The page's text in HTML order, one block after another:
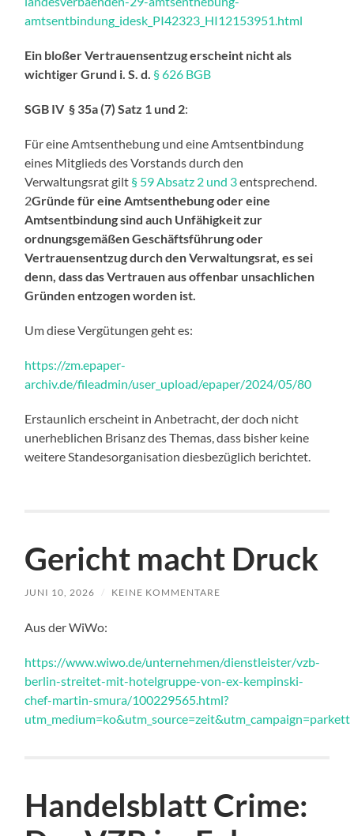
amtsentbindung_idesk_PI42323_HI12153951.html
Ein bloßer Vertrauensentzug erscheint nicht als
wichtiger Grund i. S. d. § 626 BGB
SGB IV § 35a (7) Satz 1 und 2:
Für eine Amtsenthebung und eine Amtsentbindung
eines Mitglieds des Vorstands durch den
Verwaltungsrat gilt § 59 Absatz 2 und 3entsprechend.
2Gründe für eine Amtsenthebung oder eine
Amtsentbindung sind auch Unfähigkeit zur
ordnungsgemäßen Geschäftsführung oder
Vertrauensentzug durch den Verwaltungsrat, es sei
denn, dass das Vertrauen aus offenbar unsachlichen
Gründen entzogen worden ist.
Um diese Vergütungen geht es:
https://zm.epaper-
archiv.de/fileadmin/user_upload/epaper/2024/05/80
Erstaunlich erscheint in Anbetracht, der doch nicht
unerheblichen Brisanz des Themas, dass bisher keine
weitere Standesorganisation diesbezüglich berichtet.
Gericht macht Druck
JUNI 10, 2026 / KEINE KOMMENTARE
Aus der WiWo:
https://www.wiwo.de/unternehmen/dienstleister/vzb-
berlin-streitet-mit-hotelgruppe-von-ex-kempinski-
chef-martin-smura/100229565.html?
utm_medium=ko&utm_source=zeit&utm_campaign=parkett
Handelsblatt Crime: